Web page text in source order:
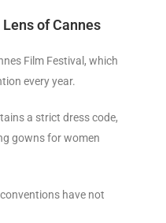
of Cannes
Film Festival, which
every year.
a strict dress code,
gowns for women
have not